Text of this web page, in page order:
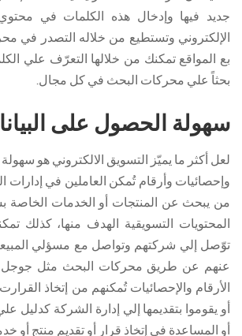
جديد فيها وإدخال هذه الكلمات في
الإلكتروني وتستطيع من خلاله التصدر في
بع المواقع تمكنك من خلالها التعرّف علي
بحثاً علي محركات البحث في كل مجال.
سهولة الحصول على
لعل أكثر ما يميّز التسويق الالكتروني هو
وإحصائيات وأرقام تُمكن العاملين في
من يبحث عن المنتجات أو الخدمات الخاصة
المحتويات التسويقية الهدف منها، كذلك
توّصل إلي شركتهم وتواصل مع مسؤلي
الأرقام والإحصائيات تُمكنهم من إتخاذ
أو يقوموا بتقديمها إلي إدارة الشركة كدليل
أو المساعدة في إتخاذ قرار أو تقديم منتج أو